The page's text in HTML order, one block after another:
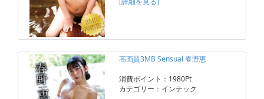
高画質3MB Sensual 春野恵
消費ポイント：1980Pt
カテゴリー：インテック